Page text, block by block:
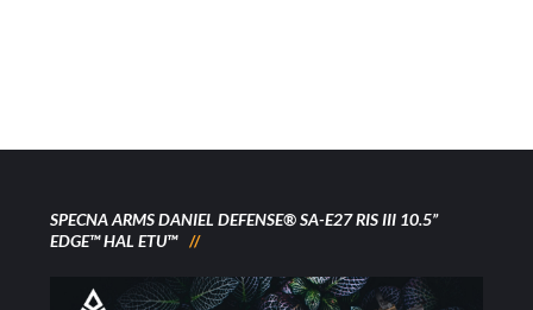
SPECNA ARMS DANIEL DEFENSE® SA-E27 RIS III 10.5”
EDGE™ HAL ETU™